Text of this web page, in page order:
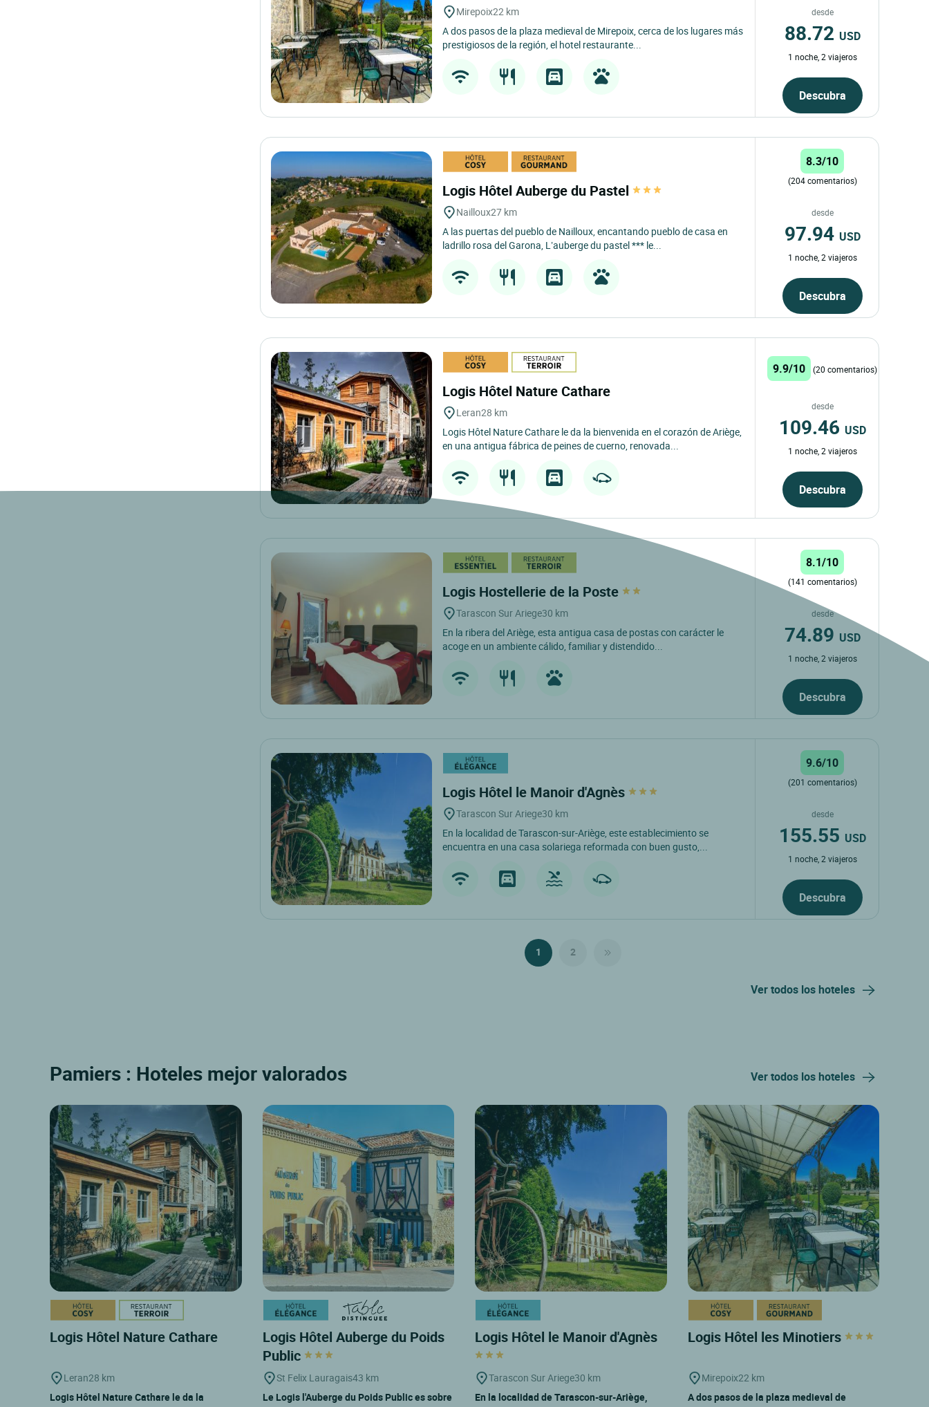
Mirepoix22 km
A dos pasos de la plaza medieval de Mirepoix, cerca de los lugares más
prestigiosos de la región, el hotel restaurante...
desde
88.72 USD
1 noche, 2 viajeros
Descubra
Logis Hôtel Auberge du Pastel
Nailloux27 km
A las puertas del pueblo de Nailloux, encantando pueblo de casa en
ladrillo rosa del Garona, L’auberge du pastel *** le...
8.3/10
(204 comentarios)
desde
97.94 USD
1 noche, 2 viajeros
Descubra
Logis Hôtel Nature Cathare
Leran28 km
Logis Hôtel Nature Cathare le da la bienvenida en el corazón de Ariège,
en una antigua fábrica de peines de cuerno, renovada...
9.9/10 (20 comentarios)
desde
109.46 USD
1 noche, 2 viajeros
Descubra
Logis Hostellerie de la Poste
Tarascon Sur Ariege30 km
En la ribera del Ariège, esta antigua casa de postas con carácter le
acoge en un ambiente cálido, familiar y distendido...
8.1/10
(141 comentarios)
desde
74.89 USD
1 noche, 2 viajeros
Descubra
Logis Hôtel le Manoir d'Agnès
Tarascon Sur Ariege30 km
En la localidad de Tarascon-sur-Ariège, este establecimiento se
encuentra en una casa solariega reformada con buen gusto,...
9.6/10
(201 comentarios)
desde
155.55 USD
1 noche, 2 viajeros
Descubra
1 2
Ver todos los hoteles
Pamiers : Hoteles mejor valorados Ver todos los hoteles
Logis Hôtel Nature Cathare
Leran28 km
Logis Hôtel Nature Cathare le da la
Logis Hôtel Auberge du Poids
Public
St Felix Lauragais43 km
Le Logis l'Auberge du Poids Public es sobre
Logis Hôtel le Manoir d'Agnès
Tarascon Sur Ariege30 km
En la localidad de Tarascon-sur-Ariège,
Logis Hôtel les Minotiers
Mirepoix22 km
A dos pasos de la plaza medieval de